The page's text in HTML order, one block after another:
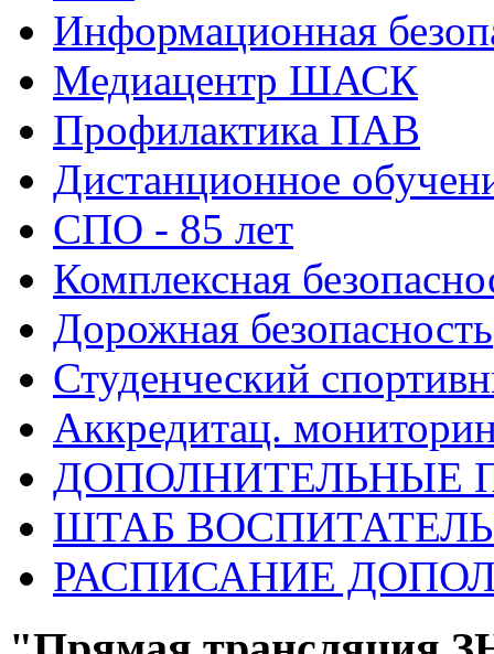
Информационная
Медиацентр ШАСК
Профилактика ПАВ
Дистанционное
СПО - 85 лет
Комплексная
Дорожная безопасность
Студенческий
Аккредитац.
ДОПОЛНИТЕЛЬНЫЕ
ШТАБ
РАСПИСАНИЕ